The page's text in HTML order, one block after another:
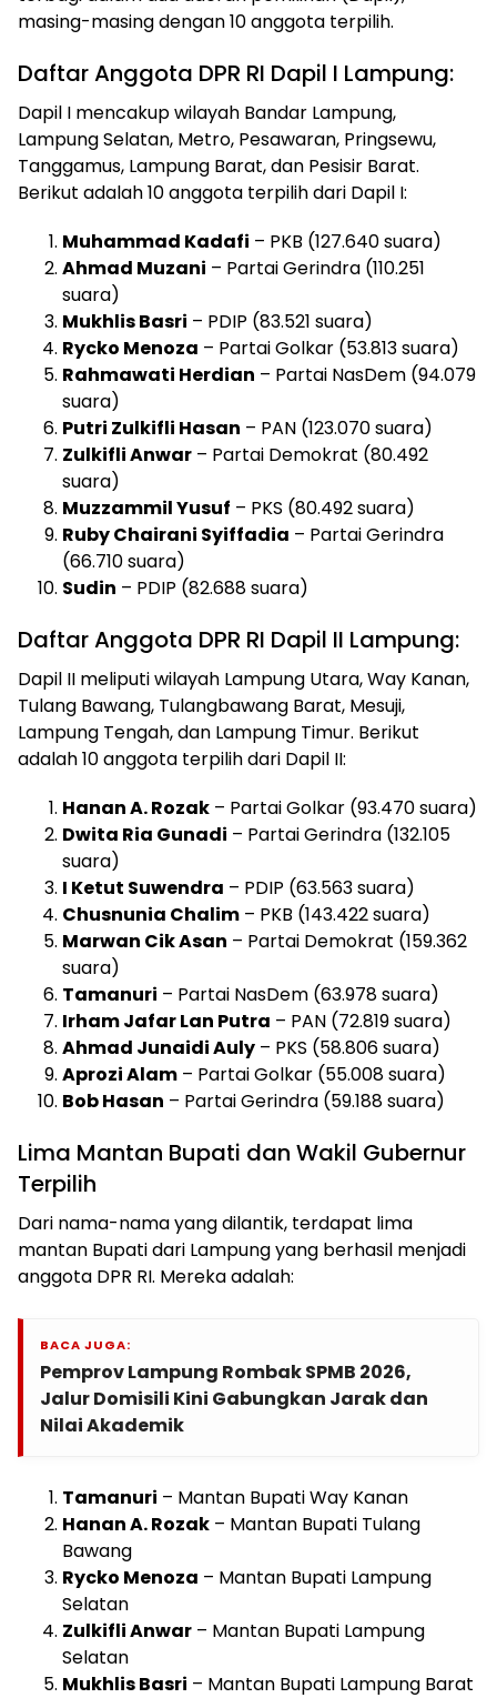
masing-masing dengan 10 anggota terpilih.
Daftar Anggota DPR RI Dapil I Lampung:
Dapil I mencakup wilayah Bandar Lampung,
Lampung Selatan, Metro, Pesawaran, Pringsewu,
Tanggamus, Lampung Barat, dan Pesisir Barat.
Berikut adalah 10 anggota terpilih dari Dapil I:
Muhammad Kadafi – PKB (127.640 suara)
Ahmad Muzani – Partai Gerindra (110.251
suara)
Mukhlis Basri – PDIP (83.521 suara)
Rycko Menoza – Partai Golkar (53.813 suara)
Rahmawati Herdian – Partai NasDem (94.079
suara)
Putri Zulkifli Hasan – PAN (123.070 suara)
Zulkifli Anwar – Partai Demokrat (80.492
suara)
Muzzammil Yusuf – PKS (80.492 suara)
Ruby Chairani Syiffadia – Partai Gerindra
(66.710 suara)
Sudin – PDIP (82.688 suara)
Daftar Anggota DPR RI Dapil II Lampung:
Dapil II meliputi wilayah Lampung Utara, Way Kanan,
Tulang Bawang, Tulangbawang Barat, Mesuji,
Lampung Tengah, dan Lampung Timur. Berikut
adalah 10 anggota terpilih dari Dapil II:
Hanan A. Rozak – Partai Golkar (93.470 suara)
Dwita Ria Gunadi – Partai Gerindra (132.105
suara)
I Ketut Suwendra – PDIP (63.563 suara)
Chusnunia Chalim – PKB (143.422 suara)
Marwan Cik Asan – Partai Demokrat (159.362
suara)
Tamanuri – Partai NasDem (63.978 suara)
Irham Jafar Lan Putra – PAN (72.819 suara)
Ahmad Junaidi Auly – PKS (58.806 suara)
Aprozi Alam – Partai Golkar (55.008 suara)
Bob Hasan – Partai Gerindra (59.188 suara)
Lima Mantan Bupati dan Wakil Gubernur
Terpilih
Dari nama-nama yang dilantik, terdapat lima
mantan Bupati dari Lampung yang berhasil menjadi
anggota DPR RI. Mereka adalah:
BACA JUGA:
Pemprov Lampung Rombak SPMB 2026,
Jalur Domisili Kini Gabungkan Jarak dan
Nilai Akademik
Tamanuri – Mantan Bupati Way Kanan
Hanan A. Rozak – Mantan Bupati Tulang
Bawang
Rycko Menoza – Mantan Bupati Lampung
Selatan
Zulkifli Anwar – Mantan Bupati Lampung
Selatan
Mukhlis Basri – Mantan Bupati Lampung Barat